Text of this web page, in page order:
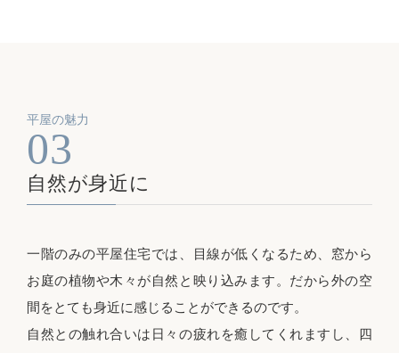
平屋の魅力
03
自然が身近に
一階のみの平屋住宅では、目線が低くなるため、窓から
お庭の植物や木々が自然と映り込みます。だから外の空
間をとても身近に感じることができるのです。
自然との触れ合いは日々の疲れを癒してくれますし、四